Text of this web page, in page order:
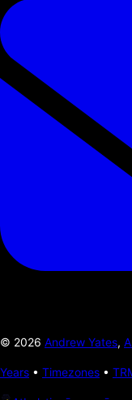
© 2026 Andrew Yates,
Years • Timezones •